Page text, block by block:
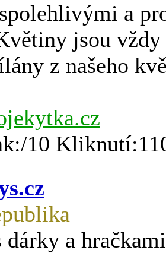
a
jsou vždy
z našeho
10
dárky a